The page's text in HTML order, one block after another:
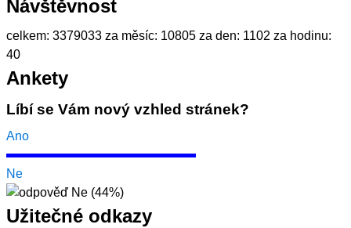
Návštěvnost
celkem: 3379033 za měsíc: 10805 za den: 1102 za hodinu:
40
Ankety
Líbí se Vám nový vzhled stránek?
Ano
Ne
Užitečné odkazy